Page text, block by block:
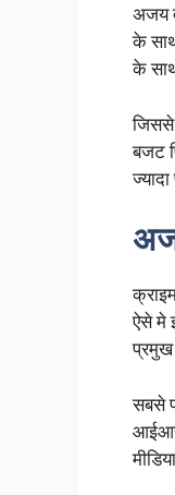
अजय
के
के
जिससे
बजट
ऐसे मे
प्रमुख
सबसे